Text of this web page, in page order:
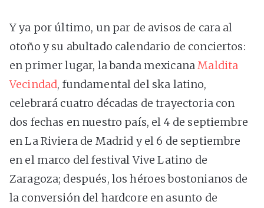
Y ya por último, un par de avisos de cara al
otoño y su abultado calendario de conciertos:
en primer lugar, la banda mexicanaMaldita
Vecindad, fundamental del ska latino,
celebrará cuatro décadas de trayectoria con
dos fechas en nuestro país, el 4 de septiembre
en La Riviera de Madrid y el 6 de septiembre
en el marco del festival Vive Latino de
Zaragoza; después, los héroes bostonianos de
la conversión del hardcore en asunto de